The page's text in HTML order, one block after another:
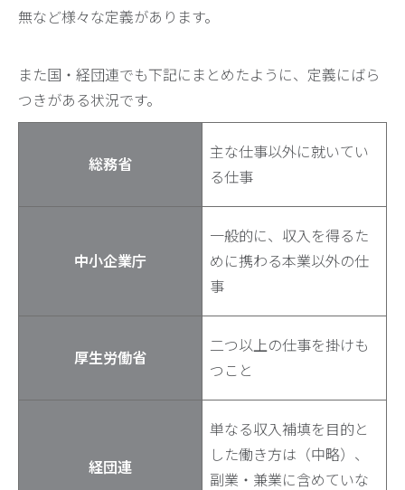
無など様々な定義があります。
また国・経団連でも下記にまとめたように、定義にばら
つきがある状況です。
総務省
主な仕事以外に就いてい
る仕事
中小企業庁
一般的に、収入を得るた
めに携わる本業以外の仕
事
厚生労働省
二つ以上の仕事を掛けも
つこと
経団連
単なる収入補填を目的と
した働き方は（中略）、
副業・兼業に含めていな